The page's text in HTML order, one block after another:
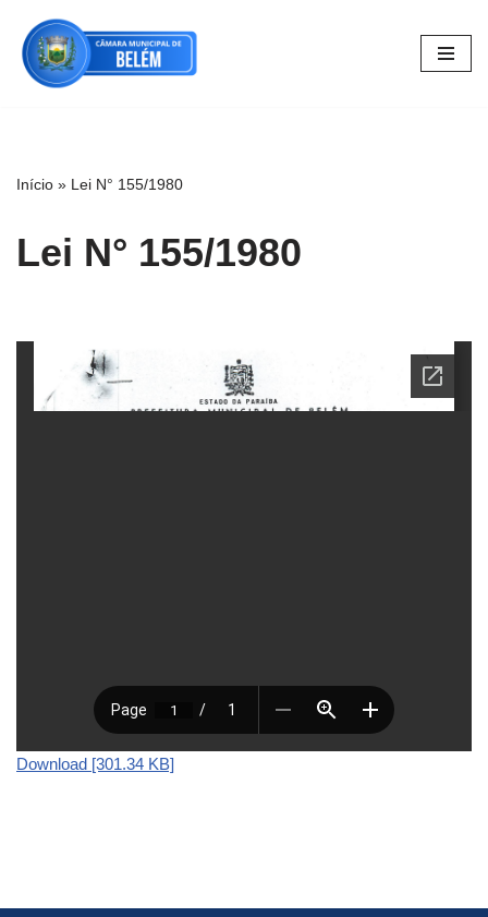
Pular
para
Início » Lei N° 155/1980
Lei N° 155/1980
Download [301.34 KB]